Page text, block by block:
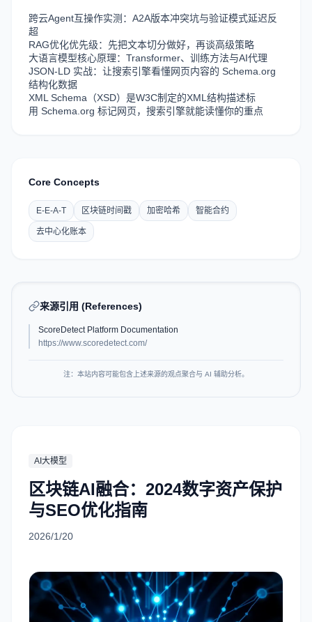
跨云Agent互操作实测：A2A版本冲突坑与验证模式延迟反
超
RAG优化优先级：先把文本切分做好，再谈高级策略
大语言模型核心原理：Transformer、训练方法与AI代理
JSON-LD 实战：让搜索引擎看懂网页内容的 Schema.org
结构化数据
XML Schema（XSD）是W3C制定的XML结构描述标
用 Schema.org 标记网页，搜索引擎就能读懂你的重点
Core Concepts
E-E-A-T 区块链时间戳 加密哈希 智能合约
去中心化账本
来源引用 (References)
ScoreDetect Platform Documentation
https://www.scoredetect.com/
注：本站内容可能包含上述来源的观点聚合与 AI 辅助分析。
AI大模型
区块链AI融合：2024数字资产保护
与SEO优化指南
2026/1/20